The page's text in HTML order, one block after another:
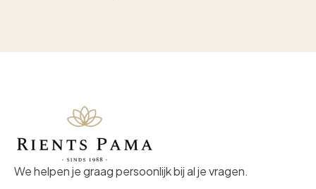
We helpen je graag persoonlijk bij al je vragen.